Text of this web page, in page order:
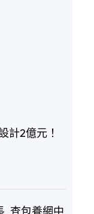
計2億元！